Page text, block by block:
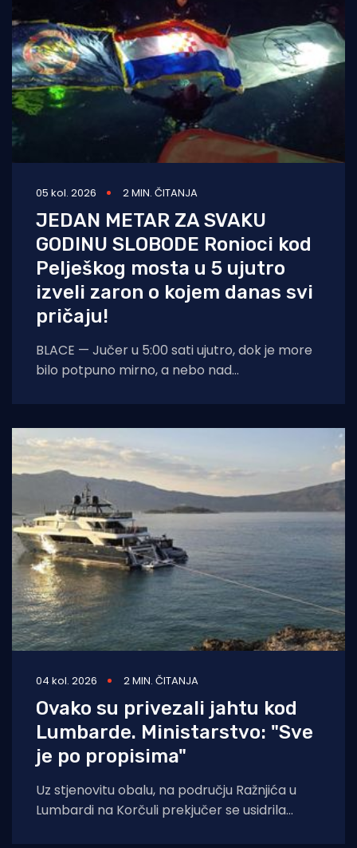
05 kol. 2026 2 MIN. ČITANJA
JEDAN METAR ZA SVAKU
GODINU SLOBODE Ronioci kod
Pelješkog mosta u 5 ujutro
izveli zaron o kojem danas svi
pričaju!
BLACE — Jučer u 5:00 sati ujutro, dok je more
bilo potpuno mirno, a nebo nad
04 kol. 2026 2 MIN. ČITANJA
Ovako su privezali jahtu kod
Lumbarde. Ministarstvo: "Sve
je po propisima"
Uz stjenovitu obalu, na području Ražnjića u
Lumbardi na Korčuli prekjučer se usidrila